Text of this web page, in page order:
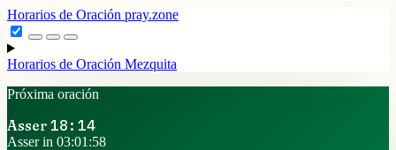
Horarios de Oración pray.zone
Horarios de Oración Mezquita
Próxima oración
Asser 18:14
Asser in 03:01:58